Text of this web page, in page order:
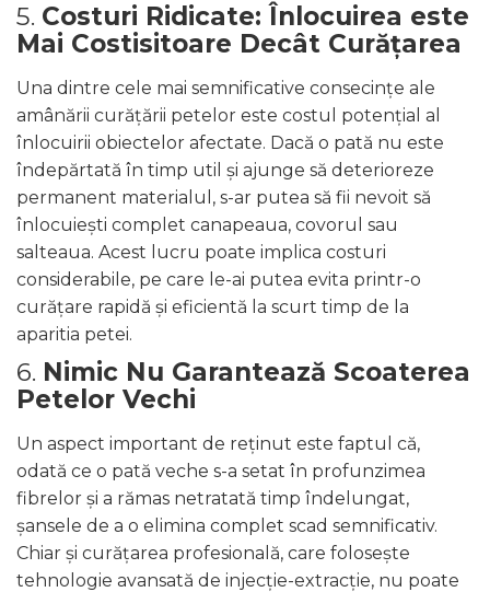
5. Costuri Ridicate: Înlocuirea este
Mai Costisitoare Decât Curățarea
Una dintre cele mai semnificative consecințe ale
amânării curățării petelor este costul potențial al
înlocuirii obiectelor afectate. Dacă o pată nu este
îndepărtată în timp util și ajunge să deterioreze
permanent materialul, s-ar putea să fii nevoit să
înlocuiești complet canapeaua, covorul sau
salteaua. Acest lucru poate implica costuri
considerabile, pe care le-ai putea evita printr-o
curățare rapidă și eficientă la scurt timp de la
aparitia petei.
6. Nimic Nu Garantează Scoaterea
Petelor Vechi
Un aspect important de reținut este faptul că,
odată ce o pată veche s-a setat în profunzimea
fibrelor și a rămas netratată timp îndelungat,
șansele de a o elimina complet scad semnificativ.
Chiar și curățarea profesională, care folosește
tehnologie avansată de injecție-extracție, nu poate